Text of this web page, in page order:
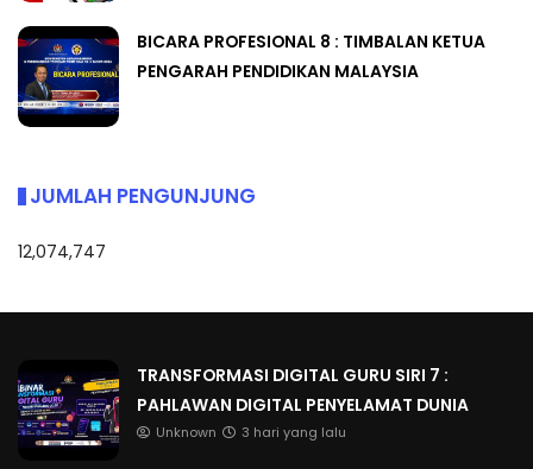
BICARA PROFESIONAL 8 : TIMBALAN KETUA
PENGARAH PENDIDIKAN MALAYSIA
JUMLAH PENGUNJUNG
12,074,747
TRANSFORMASI DIGITAL GURU SIRI 7 :
PAHLAWAN DIGITAL PENYELAMAT DUNIA
Unknown 3 hari yang lalu